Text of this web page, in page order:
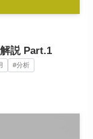
説 Part.1
#分析